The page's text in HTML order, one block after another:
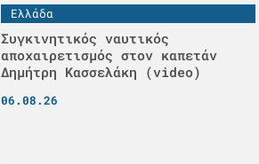
Ελλάδα
Συγκινητικός ναυτικός
αποχαιρετισμός στον καπετάν
Δημήτρη Κασσελάκη (video)
06.08.26